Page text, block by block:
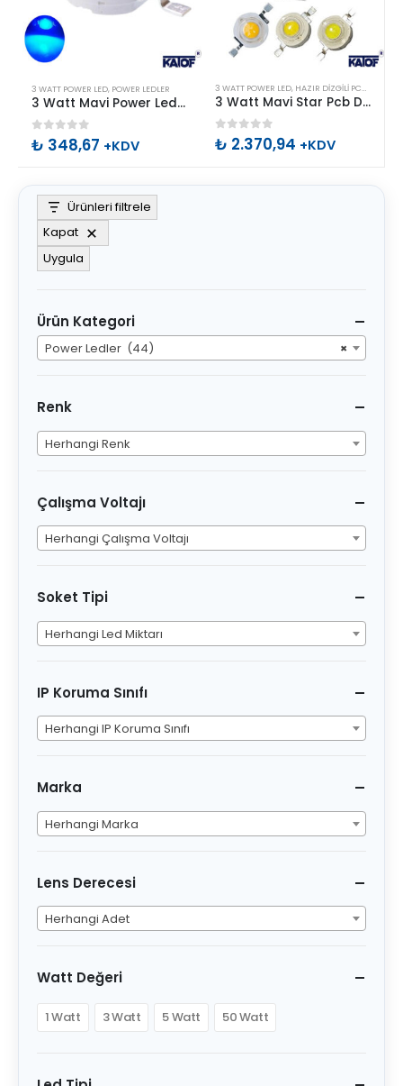
ürünün
birden
fazla
var.
Seçenekler
ürün
sayfasından
seçilebilir
3 WATT POWER LED, POWER LEDLER
3 Watt Mavi Power Led 700mA
0 out of 5
₺ 348,67 +KDV
3 WATT POWER LED, HAZIR DIZGILI PCB POWER LED
3 Watt Mavi Star Pcb Dizgili Power Led (50 Adet)
0 out of 5
₺ 2.370,94 +KDV
Ürünleri filtrele
Kapat
Uygula
Ürün Kategori
×
Power Ledler (44)
Renk
Herhangi Renk
Çalışma Voltajı
Herhangi Çalışma Voltajı
Soket Tipi
Herhangi Led Miktarı
IP Koruma Sınıfı
Herhangi IP Koruma Sınıfı
Marka
Herhangi Marka
Lens Derecesi
Herhangi Adet
Watt Değeri
1 Watt 3 Watt 5 Watt 50 Watt